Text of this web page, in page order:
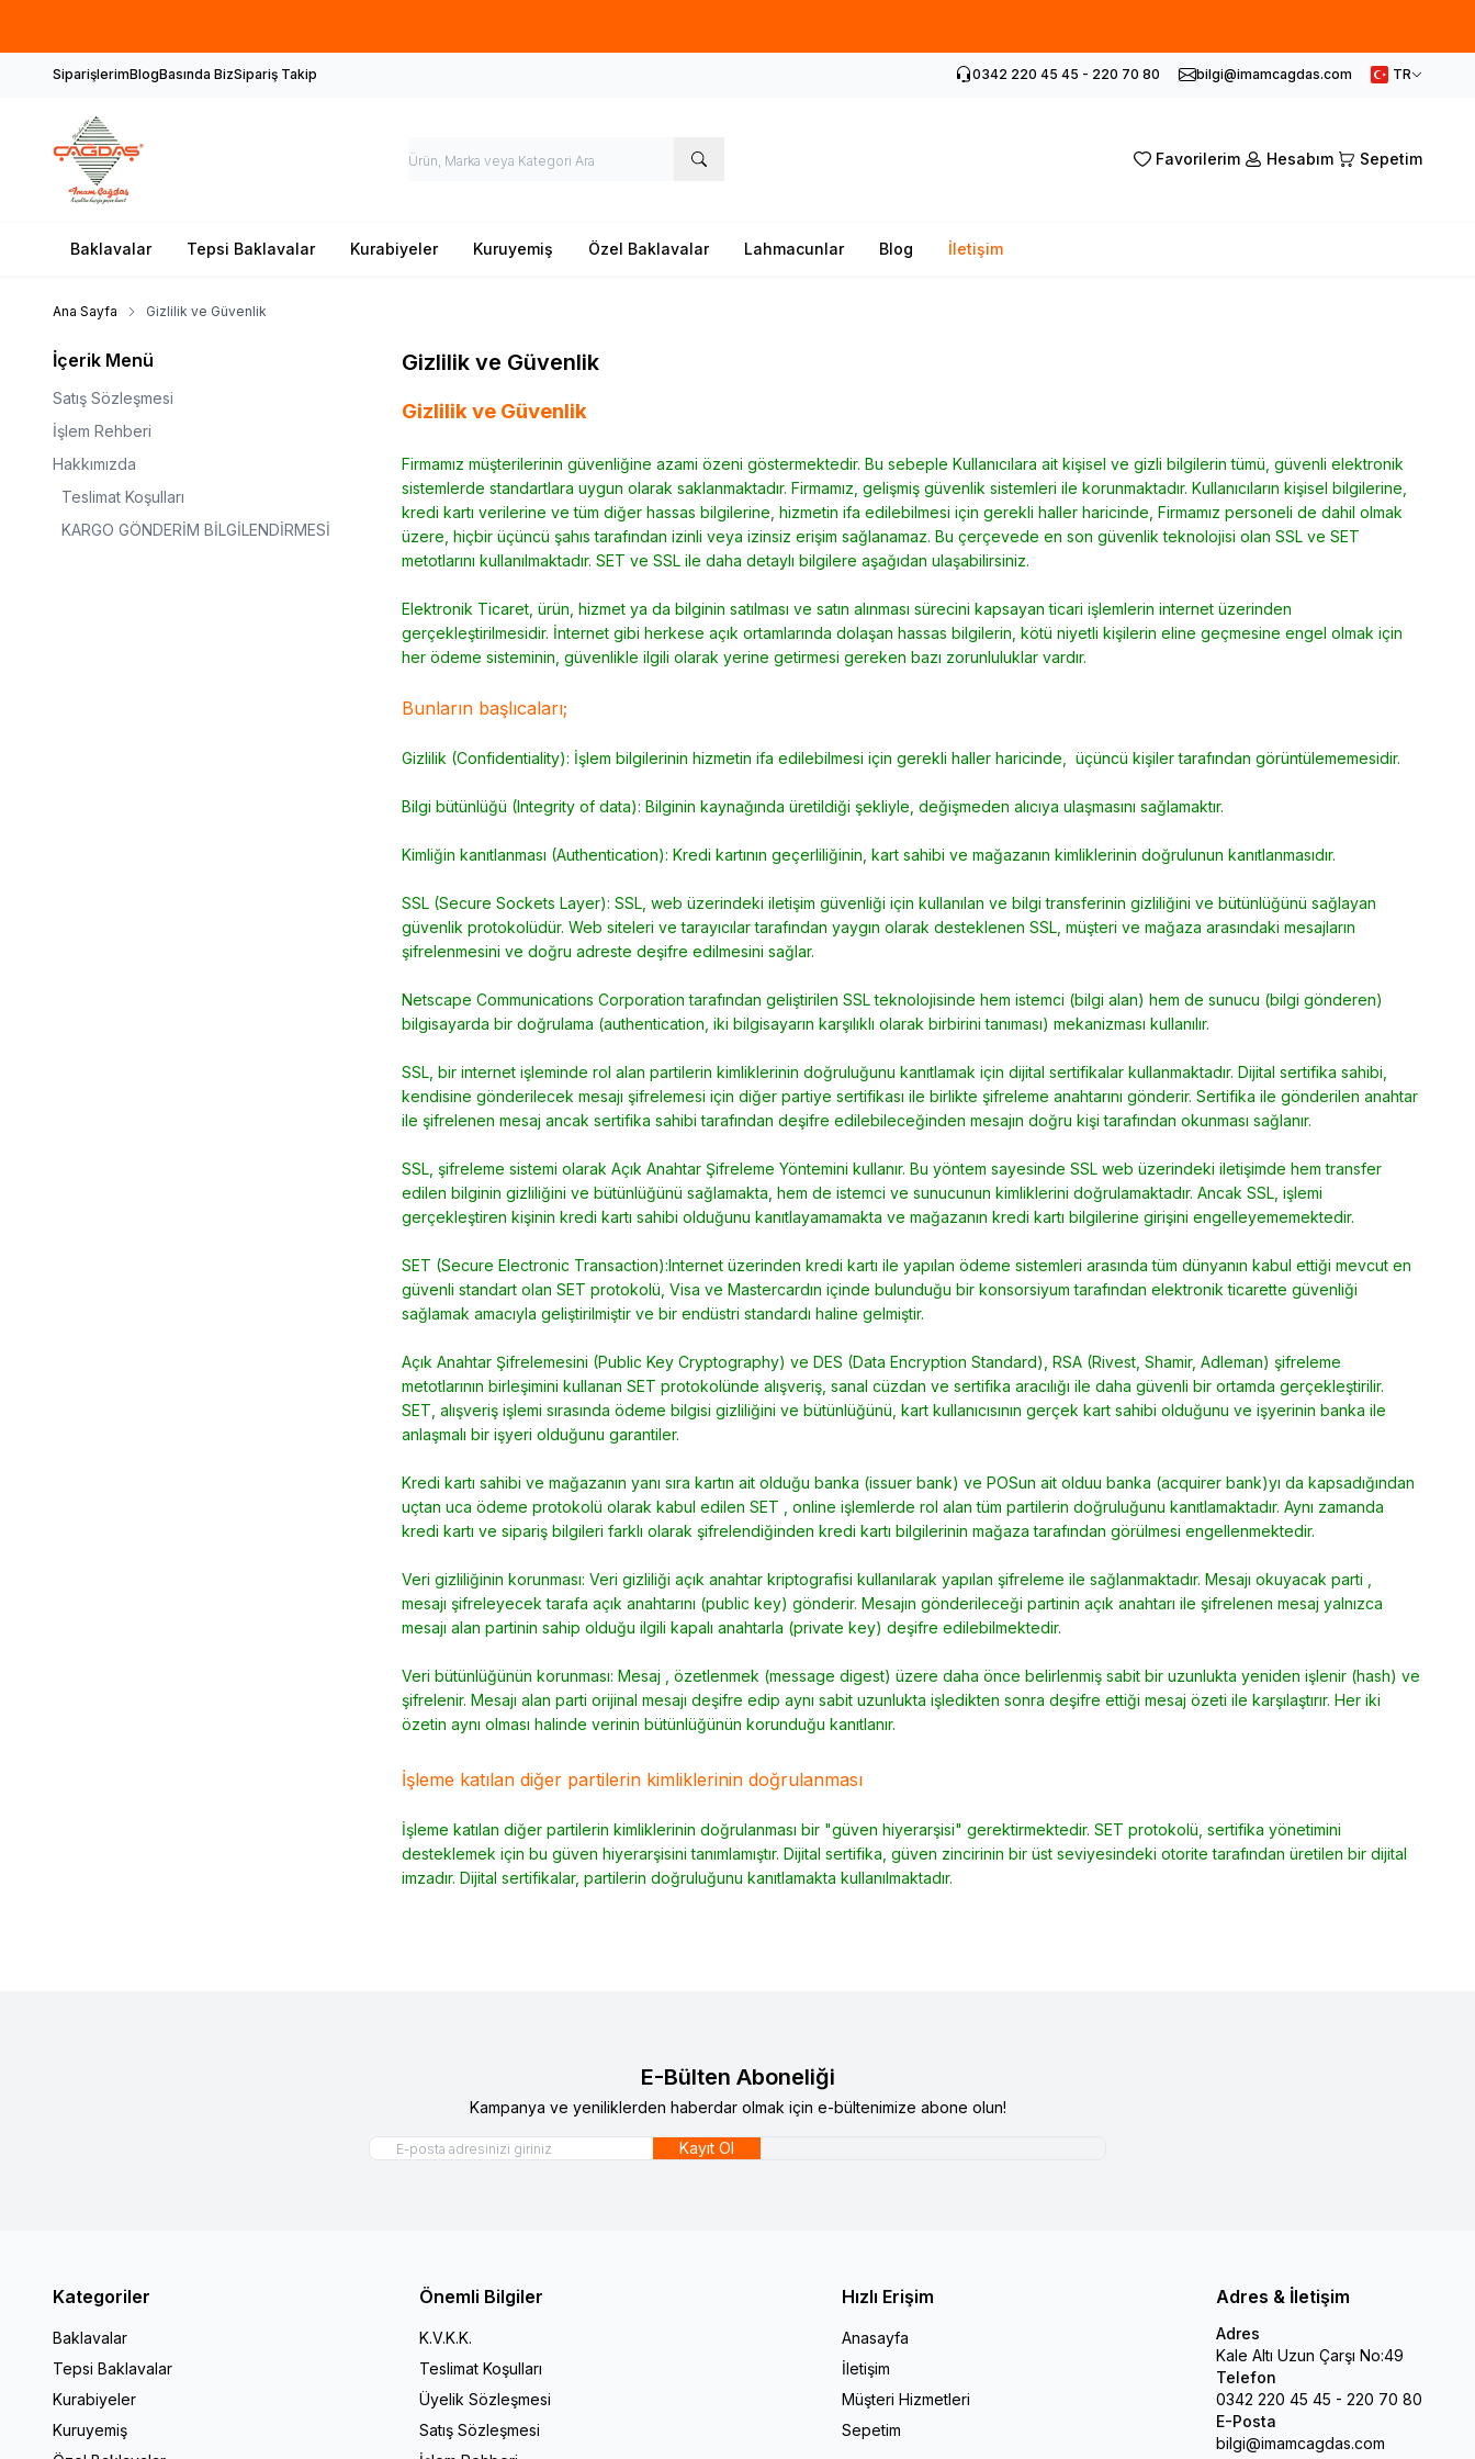
SiparişlerimBlogBasında BizSipariş Takip 0342 220 45 45 - 220 70 80 bilgi@imamcagdas.com TR
Favorilerim Hesabım Sepetim
Baklavalar Tepsi Baklavalar Kurabiyeler Kuruyemiş Özel Baklavalar Lahmacunlar Blog İletişim
Ana Sayfa Gizlilik ve Güvenlik
İçerik Menü
Satış Sözleşmesi
İşlem Rehberi
Hakkımızda
Teslimat Koşulları
KARGO GÖNDERİM BİLGİLENDİRMESİ
Gizlilik ve Güvenlik
Gizlilik ve Güvenlik
Firmamız müşterilerinin güvenliğine azami özeni göstermektedir. Bu sebeple Kullanıcılara ait kişisel ve gizli bilgilerin tümü, güvenli elektronik
sistemlerde standartlara uygun olarak saklanmaktadır. Firmamız, gelişmiş güvenlik sistemleri ile korunmaktadır. Kullanıcıların kişisel bilgilerine,
kredi kartı verilerine ve tüm diğer hassas bilgilerine, hizmetin ifa edilebilmesi için gerekli haller haricinde, Firmamız personeli de dahil olmak
üzere, hiçbir üçüncü şahıs tarafından izinli veya izinsiz erişim sağlanamaz. Bu çerçevede en son güvenlik teknolojisi olan SSL ve SET
metotlarını kullanılmaktadır. SET ve SSL ile daha detaylı bilgilere aşağıdan ulaşabilirsiniz.
Elektronik Ticaret, ürün, hizmet ya da bilginin satılması ve satın alınması sürecini kapsayan ticari işlemlerin internet üzerinden
gerçekleştirilmesidir. İnternet gibi herkese açık ortamlarında dolaşan hassas bilgilerin, kötü niyetli kişilerin eline geçmesine engel olmak için
her ödeme sisteminin, güvenlikle ilgili olarak yerine getirmesi gereken bazı zorunluluklar vardır.
Bunların başlıcaları;
Gizlilik (Confidentiality): İşlem bilgilerinin hizmetin ifa edilebilmesi için gerekli haller haricinde, üçüncü kişiler tarafından görüntülememesidir.
Bilgi bütünlüğü (Integrity of data): Bilginin kaynağında üretildiği şekliyle, değişmeden alıcıya ulaşmasını sağlamaktır.
Kimliğin kanıtlanması (Authentication): Kredi kartının geçerliliğinin, kart sahibi ve mağazanın kimliklerinin doğrulunun kanıtlanmasıdır.
SSL (Secure Sockets Layer): SSL, web üzerindeki iletişim güvenliği için kullanılan ve bilgi transferinin gizliliğini ve bütünlüğünü sağlayan
güvenlik protokolüdür. Web siteleri ve tarayıcılar tarafından yaygın olarak desteklenen SSL, müşteri ve mağaza arasındaki mesajların
şifrelenmesini ve doğru adreste deşifre edilmesini sağlar.
Netscape Communications Corporation tarafından geliştirilen SSL teknolojisinde hem istemci (bilgi alan) hem de sunucu (bilgi gönderen)
bilgisayarda bir doğrulama (authentication, iki bilgisayarın karşılıklı olarak birbirini tanıması) mekanizması kullanılır.
SSL, bir internet işleminde rol alan partilerin kimliklerinin doğruluğunu kanıtlamak için dijital sertifikalar kullanmaktadır. Dijital sertifika sahibi,
kendisine gönderilecek mesajı şifrelemesi için diğer partiye sertifikası ile birlikte şifreleme anahtarını gönderir. Sertifika ile gönderilen anahtar
ile şifrelenen mesaj ancak sertifika sahibi tarafından deşifre edilebileceğinden mesajın doğru kişi tarafından okunması sağlanır.
SSL, şifreleme sistemi olarak Açık Anahtar Şifreleme Yöntemini kullanır. Bu yöntem sayesinde SSL web üzerindeki iletişimde hem transfer
edilen bilginin gizliliğini ve bütünlüğünü sağlamakta, hem de istemci ve sunucunun kimliklerini doğrulamaktadır. Ancak SSL, işlemi
gerçekleştiren kişinin kredi kartı sahibi olduğunu kanıtlayamamakta ve mağazanın kredi kartı bilgilerine girişini engelleyememektedir.
SET (Secure Electronic Transaction):Internet üzerinden kredi kartı ile yapılan ödeme sistemleri arasında tüm dünyanın kabul ettiği mevcut en
güvenli standart olan SET protokolü, Visa ve Mastercardın içinde bulunduğu bir konsorsiyum tarafından elektronik ticarette güvenliği
sağlamak amacıyla geliştirilmiştir ve bir endüstri standardı haline gelmiştir.
Açık Anahtar Şifrelemesini (Public Key Cryptography) ve DES (Data Encryption Standard), RSA (Rivest, Shamir, Adleman) şifreleme
metotlarının birleşimini kullanan SET protokolünde alışveriş, sanal cüzdan ve sertifika aracılığı ile daha güvenli bir ortamda gerçekleştirilir.
SET, alışveriş işlemi sırasında ödeme bilgisi gizliliğini ve bütünlüğünü, kart kullanıcısının gerçek kart sahibi olduğunu ve işyerinin banka ile
anlaşmalı bir işyeri olduğunu garantiler.
Kredi kartı sahibi ve mağazanın yanı sıra kartın ait olduğu banka (issuer bank) ve POSun ait olduu banka (acquirer bank)yı da kapsadığından
uçtan uca ödeme protokolü olarak kabul edilen SET , online işlemlerde rol alan tüm partilerin doğruluğunu kanıtlamaktadır. Aynı zamanda
kredi kartı ve sipariş bilgileri farklı olarak şifrelendiğinden kredi kartı bilgilerinin mağaza tarafından görülmesi engellenmektedir.
Veri gizliliğinin korunması: Veri gizliliği açık anahtar kriptografisi kullanılarak yapılan şifreleme ile sağlanmaktadır. Mesajı okuyacak parti ,
mesajı şifreleyecek tarafa açık anahtarını (public key) gönderir. Mesajın gönderileceği partinin açık anahtarı ile şifrelenen mesaj yalnızca
mesajı alan partinin sahip olduğu ilgili kapalı anahtarla (private key) deşifre edilebilmektedir.
Veri bütünlüğünün korunması: Mesaj , özetlenmek (message digest) üzere daha önce belirlenmiş sabit bir uzunlukta yeniden işlenir (hash) ve
şifrelenir. Mesajı alan parti orijinal mesajı deşifre edip aynı sabit uzunlukta işledikten sonra deşifre ettiği mesaj özeti ile karşılaştırır. Her iki
özetin aynı olması halinde verinin bütünlüğünün korunduğu kanıtlanır.
İşleme katılan diğer partilerin kimliklerinin doğrulanması
İşleme katılan diğer partilerin kimliklerinin doğrulanması bir "güven hiyerarşisi" gerektirmektedir. SET protokolü, sertifika yönetimini
desteklemek için bu güven hiyerarşisini tanımlamıştır. Dijital sertifika, güven zincirinin bir üst seviyesindeki otorite tarafından üretilen bir dijital
imzadır. Dijital sertifikalar, partilerin doğruluğunu kanıtlamakta kullanılmaktadır.
E-Bülten Aboneliği
Kampanya ve yeniliklerden haberdar olmak için e-bültenimize abone olun!
Kayıt Ol
Kategoriler
Baklavalar
Tepsi Baklavalar
Kurabiyeler
Kuruyemiş
Önemli Bilgiler
K.V.K.K.
Teslimat Koşulları
Üyelik Sözleşmesi
Satış Sözleşmesi
Hızlı Erişim
Anasayfa
İletişim
Müşteri Hizmetleri
Sepetim
Adres & İletişim
Adres
Kale Altı Uzun Çarşı No:49
Telefon
0342 220 45 45 - 220 70 80
E-Posta
bilgi@imamcagdas.com